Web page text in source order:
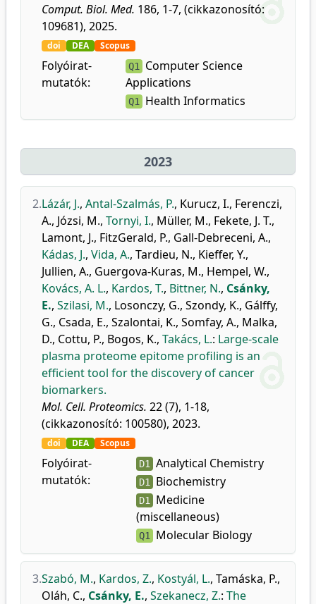
Comput. Biol. Med. 186, 1-7, (cikkazonosító:
109681), 2025.
doi DEA Scopus
Folyóirat-
mutatók:
Q1
Computer Science
Applications
Q1 Health Informatics
2023
2.Lázár, J., Antal-Szalmás, P., Kurucz, I., Ferenczi,
A., Józsi, M., Tornyi, I., Müller, M., Fekete, J. T.,
Lamont, J., FitzGerald, P., Gall-Debreceni, A.,
Kádas, J., Vida, A., Tardieu, N., Kieffer, Y.,
Jullien, A., Guergova-Kuras, M., Hempel, W.,
Kovács, A. L., Kardos, T., Bittner, N., Csánky,
E., Szilasi, M., Losonczy, G., Szondy, K., Gálffy,
G., Csada, E., Szalontai, K., Somfay, A., Malka,
D., Cottu, P., Bogos, K., Takács, L.: Large-scale
plasma proteome epitome profiling is an
efficient tool for the discovery of cancer
biomarkers.
Mol. Cell. Proteomics. 22 (7), 1-18,
(cikkazonosító: 100580), 2023.
doi DEA Scopus
Folyóirat-
mutatók:
D1 Analytical Chemistry
D1 Biochemistry
D1 Medicine
(miscellaneous)
Q1 Molecular Biology
3.Szabó, M., Kardos, Z., Kostyál, L., Tamáska, P.,
Oláh, C., Csánky, E., Szekanecz, Z.: The